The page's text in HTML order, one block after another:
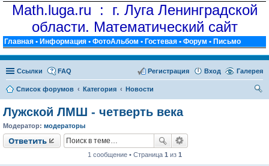
Math.luga.ru : г. Луга Ленинградской
области. Математический сайт
Главная • Информация • ФотоАльбом • Гостевая • Форум • Письмо
Ссылки Галерея
FAQ Вход
Регистрация
Список форумов Категория
Новости
Лужской ЛМШ - четверть века
Модератор: модераторы
Ответить
1 сообщение • Страница 1 из 1